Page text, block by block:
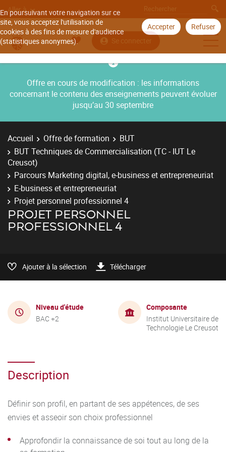
En poursuivant votre navigation sur ce
site, vous acceptez l'utilisation de
cookies à des fins de mesure d'audience
(statistiques anonymes).
Accepter Refuser
Aller à
Se connecter
Offre en cours de modification : les informations
concernant le contenu des enseignements peuvent évoluer
jusqu’au 30 septembre
Accueil Offre de formation
BUT
BUT Techniques de Commercialisation (TC - IUT Le
Creusot)
Parcours Marketing digital, e-business et entrepreneuriat
E-business et entrepreneuriat
Projet personnel professionnel 4
PROJET PERSONNEL
PROFESSIONNEL 4
Ajouter à la sélection Télécharger
Niveau d'étude
BAC +2
Composante
Institut Universitaire de
Technologie Le Creusot
Description
Définir son profil, en partant de ses appétences, de ses
envies et asseoir son choix professionnel
Approfondir la connaissance de soi tout au long de la